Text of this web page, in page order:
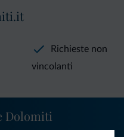
Richieste non
vincolanti
Dolomiti